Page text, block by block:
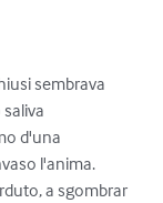
sembrava
d'una
l'anima.
a sgombrar